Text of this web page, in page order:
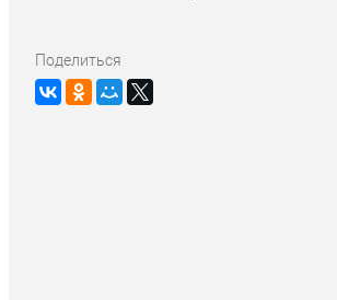
Поделиться